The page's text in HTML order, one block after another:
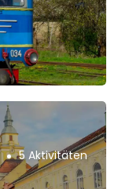
5 Aktivitäten